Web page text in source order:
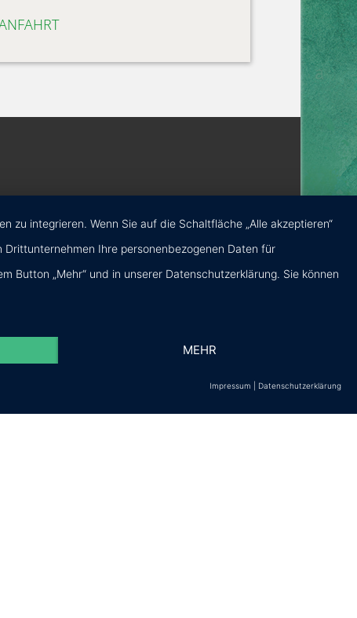
integrieren. Wenn Sie auf die Schaltfläche „Alle akzeptieren“
Ihre personenbezogenen Daten für
„Mehr“ und in unserer Datenschutzerklärung. Sie können
MEHR
Impressum Datenschutzerklärung